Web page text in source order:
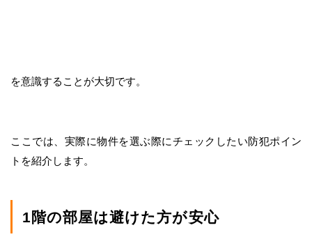
を意識することが大切です。
ここでは、実際に物件を選ぶ際にチェックしたい防犯ポイン
トを紹介します。
1階の部屋は避けた方が安心